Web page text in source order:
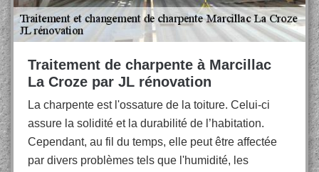
Traitement de charpente à Marcillac
La Croze par JL rénovation
La charpente est l'ossature de la toiture. Celui-ci
assure la solidité et la durabilité de l’habitation.
Cependant, au fil du temps, elle peut être affectée
par divers problèmes tels que l'humidité, les